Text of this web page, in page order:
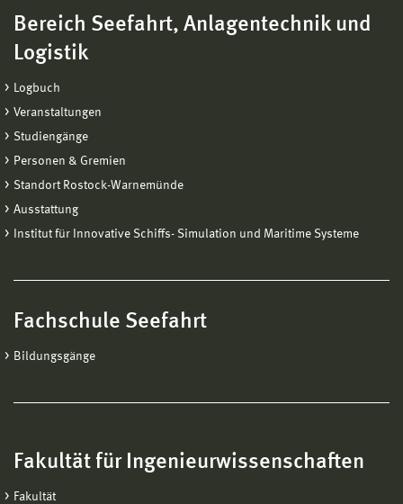
Bereich Seefahrt, Anlagentechnik und
Logistik
Logbuch
Veranstaltungen
Studiengänge
Personen & Gremien
Standort Rostock-Warnemünde
Ausstattung
Institut für Innovative Schiffs- Simulation und Maritime Systeme
Fachschule Seefahrt
Bildungsgänge
Fakultät für Ingenieurwissenschaften
Fakultät